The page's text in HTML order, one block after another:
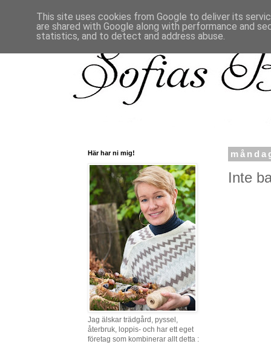
Inte
Här har ni mig!
Jag älskar trädgård, pyssel,
återbruk, loppis- och har ett eget
företag som kombinerar allt detta :
This site uses cookies from Google to deliver its
are shared with Google along with performance and
statistics, and to detect and address abuse.